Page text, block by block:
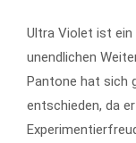
Ultra Violet ist ein
unendlichen
Pantone hat sich
entschieden, da